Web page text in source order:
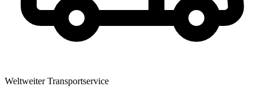
Weltweiter Transportservice